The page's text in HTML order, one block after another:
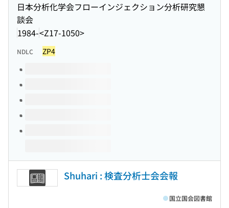
日本分析化学会フローインジェクション分析研究懇
談会
1984-<Z17-1050>
NDLC ZP4
このタイトルの巻号
Shuhari : 検査分析士会会報
国立国会図書館